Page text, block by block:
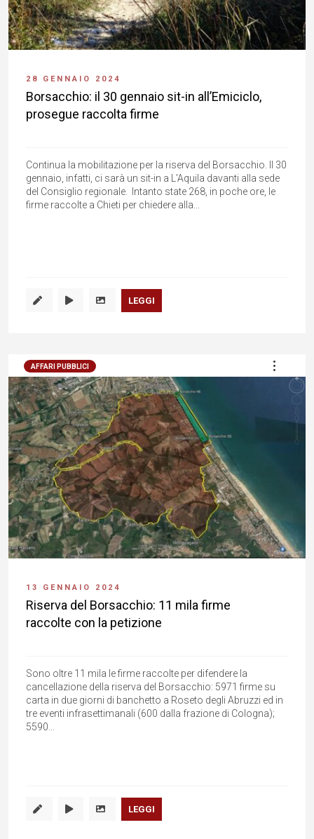
28 GENNAIO 2024
Borsacchio: il 30 gennaio sit-in all’Emiciclo,
prosegue raccolta firme
Continua la mobilitazione per la riserva del Borsacchio. Il 30
gennaio, infatti, ci sarà un sit-in a L'Aquila davanti alla sede
del Consiglio regionale. Intanto state 268, in poche ore, le
firme raccolte a Chieti per chiedere alla...
LEGGI
AFFARI PUBBLICI
13 GENNAIO 2024
Riserva del Borsacchio: 11 mila firme
raccolte con la petizione
Sono oltre 11 mila le firme raccolte per difendere la
cancellazione della riserva del Borsacchio: 5971 firme su
carta in due giorni di banchetto a Roseto degli Abruzzi ed in
tre eventi infrasettimanali (600 dalla frazione di Cologna);
5590...
LEGGI